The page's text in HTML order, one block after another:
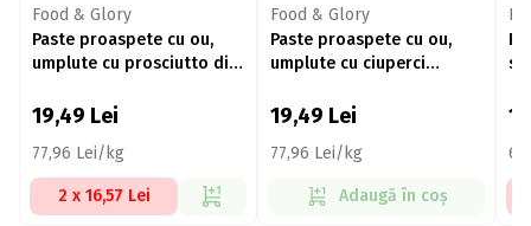
Food & Glory
Paste proaspete cu ou,
umplute cu prosciutto di
parmigiano reggiano 250g
19,49 Lei
77,96 Lei/kg
2 x 16,57 Lei
Food & Glory
Paste proaspete cu ou,
umplute cu ciuperci
250g
19,49 Lei
77,96 Lei/kg
Adaugă în coș